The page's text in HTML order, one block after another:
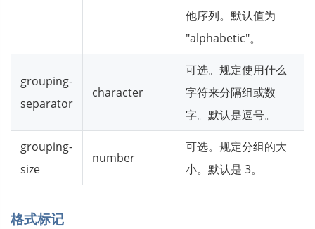
他序列。默认值为
"alphabetic"。
grouping-
separator
character
可选。规定使用什么
字符来分隔组或数
字。默认是逗号。
grouping-
size
number
可选。规定分组的大
小。默认是 3。
格式标记